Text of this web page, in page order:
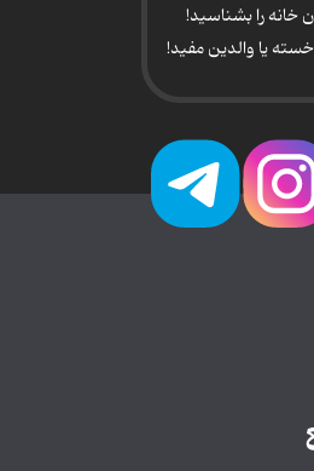
خانه را بشناسید!
یا والدین مفید!